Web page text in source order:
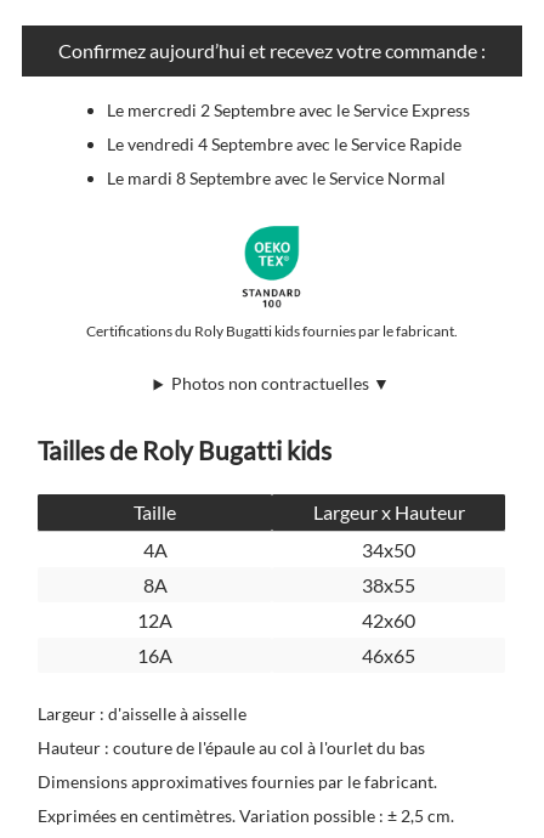
Confirmez aujourd’hui et recevez votre commande :
Le mercredi 2 Septembre avec le Service Express
Le vendredi 4 Septembre avec le Service Rapide
Le mardi 8 Septembre avec le Service Normal
Certifications du Roly Bugatti kids fournies par le fabricant.
Photos non contractuelles ▼
Tailles de Roly Bugatti kids
Taille
Largeur x Hauteur
4A
34x50
8A
38x55
12A
42x60
16A
46x65
Largeur : d'aisselle à aisselle
Hauteur : couture de l'épaule au col à l'ourlet du bas
Dimensions approximatives fournies par le fabricant.
Exprimées en centimètres. Variation possible : ± 2,5 cm.